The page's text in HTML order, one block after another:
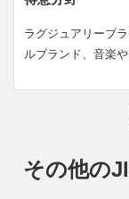
ラグジュアリーブ
ルブランド、音楽
その他の